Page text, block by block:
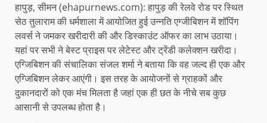
हापुड़, सीमन (ehapurnews.com): हापुड़ की रेलवे रोड पर स्थित
सेठ तुलाराम की धर्मशाला में आयोजित हुई उन्नति एग्जीबिशन में शॉपिंग
लवर्स ने जमकर खरीदारी की और डिस्काउंट ऑफर का लाभ उठाया।
यहां पर सभी ने बेस्ट प्राइस पर लेटेस्ट और ट्रेंडी कलेक्शन खरीदा।
एग्जिबिशन की संचालिका संजल शर्मा ने बताया कि वह जल्द ही एक और
एग्जिबिशन लेकर आएंगी। इस तरह के आयोजनों से ग्राहकों और
दुकानदारों को एक मंच मिलता है जहां एक ही छत के नीचे सब कुछ
आसानी से उपलब्ध होता है।